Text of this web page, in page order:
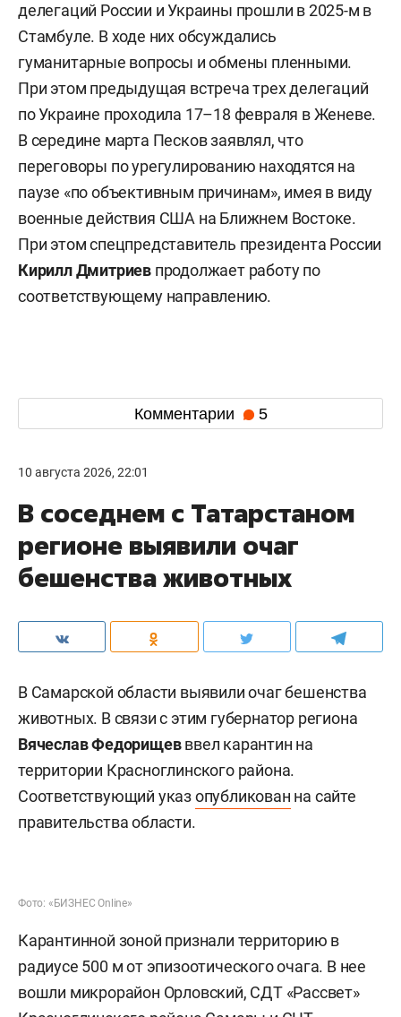
делегаций России и Украины прошли в 2025-м в
Стамбуле. В ходе них обсуждались
гуманитарные вопросы и обмены пленными.
При этом предыдущая встреча трех делегаций
по Украине проходила 17–18 февраля в Женеве.
В середине марта Песков заявлял, что
переговоры по урегулированию находятся на
паузе «по объективным причинам», имея в виду
военные действия США на Ближнем Востоке.
При этом спецпредставитель президента России
Кирилл Дмитриев продолжает работу по
соответствующему направлению.
Комментарии 5
10 августа 2026, 22:01
В соседнем с Татарстаном
регионе выявили очаг
бешенства животных
В Самарской области выявили очаг бешенства
животных. В связи с этим губернатор региона
Вячеслав Федорищевввел карантин на
территории Красноглинского района.
Соответствующий указопубликован на сайте
правительства области.
Фото: «БИЗНЕС Online»
Карантинной зоной признали территорию в
радиусе 500 м от эпизоотического очага. В нее
вошли микрорайон Орловский, СДТ «Рассвет»